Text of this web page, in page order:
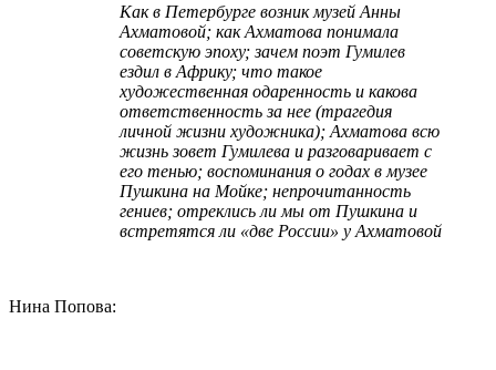
Как в Петербурге возник музей Анны
Ахматовой; как Ахматова понимала
советскую эпоху; зачем поэт Гумилев
ездил в Африку; что такое
художественная одаренность и какова
ответственность за нее (трагедия
личной жизни художника); Ахматова всю
жизнь зовет Гумилева и разговаривает с
его тенью; воспоминания о годах в музее
Пушкина на Мойке; непрочитанность
гениев; отреклись ли мы от Пушкина и
встретятся ли «две России» у Ахматовой
Нина Попова: